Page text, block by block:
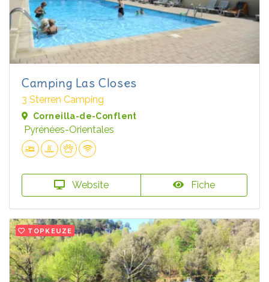
Camping Las Closes
3 Sterren Camping
Corneilla-de-Conflent
Pyrénées-Orientales
Website Fiche
TOPKEUZE